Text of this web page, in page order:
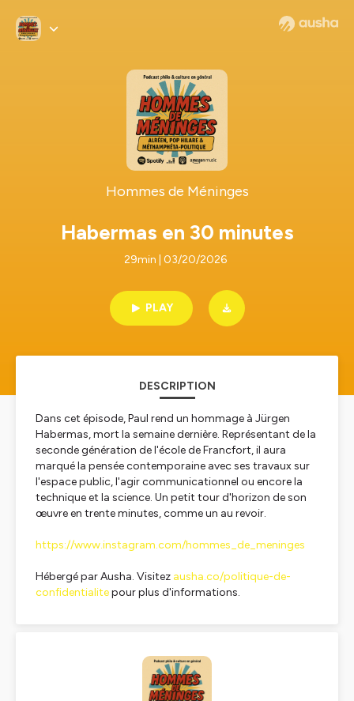
Hommes de Méninges
Habermas en 30 minutes
29min | 03/20/2026
PLAY
DESCRIPTION
Dans cet épisode, Paul rend un hommage à Jürgen
Habermas, mort la semaine dernière. Représentant de la
seconde génération de l'école de Francfort, il aura
marqué la pensée contemporaine avec ses travaux sur
l'espace public, l'agir communicationnel ou encore la
technique et la science. Un petit tour d'horizon de son
œuvre en trente minutes, comme un au revoir.
https://www.instagram.com/hommes_de_meninges
Hébergé par Ausha. Visitez ausha.co/politique-de-
confidentialitepour plus d'informations.